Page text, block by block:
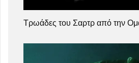
Τρωάδες του Σαρτρ από την